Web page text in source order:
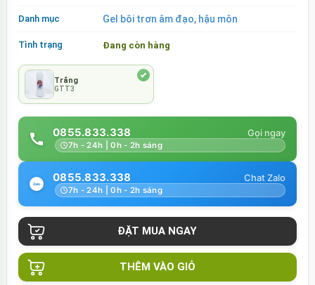
Danh mục Gel bôi trơn âm đạo, hậu môn
Tình trạng Đang còn hàng
Trắng
GTT3
0855.833.338
7h - 24h | 0h - 2h sáng
0855.833.338
7h - 24h | 0h - 2h sáng
THÊM VÀO GIỎ